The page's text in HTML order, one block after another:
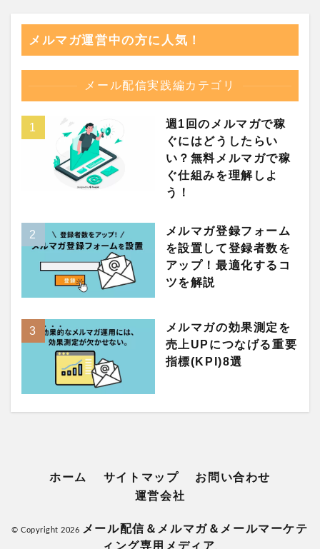
メルマガ運営中の方に人気！
メール配信実践編カテゴリ
週1回のメルマガで稼
ぐにはどうしたらい
い？無料メルマガで稼
ぐ仕組みを理解しよ
う！
メルマガ登録フォーム
を設置して登録者数を
アップ！最適化するコ
ツを解説
メルマガの効果測定を
売上UPにつなげる重要
指標(KPI)8選
ホーム サイトマップ
お問い合わせ
運営会社
© Copyright 2026
メール配信＆メルマガ＆メールマーケテ
ィング専用メディア